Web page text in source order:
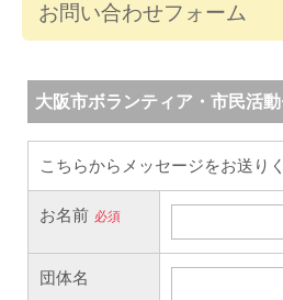
お問い合わせフォーム